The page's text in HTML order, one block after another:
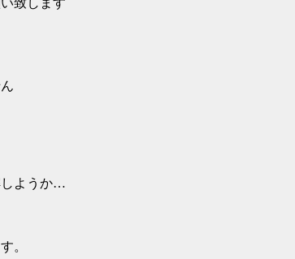
致します
しようか…
。